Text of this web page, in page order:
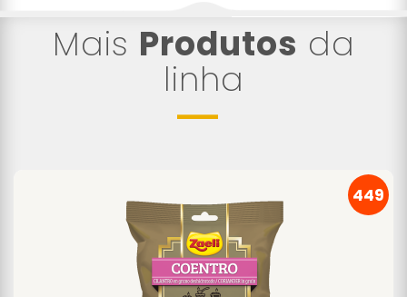
Mais Produtos da
linha
449